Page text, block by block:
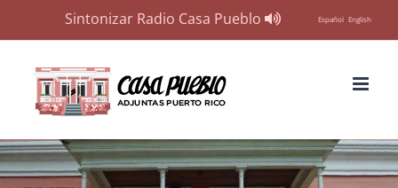
Sintonizar Radio Casa Pueblo Español English
content